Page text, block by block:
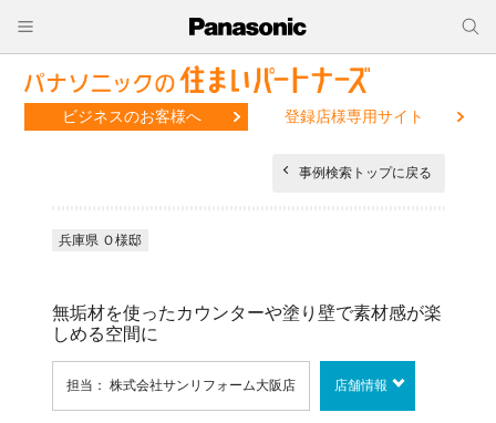
ビジネスのお客様へ 登録店様専用サイト
事例検索トップに戻る
兵庫県 Ｏ様邸
無垢材を使ったカウンターや塗り壁で素材感が楽
しめる空間に
担当： 株式会社サンリフォーム大阪店 店舗情報